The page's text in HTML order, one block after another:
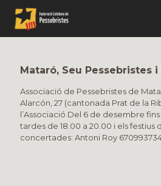
Mataró, Seu Pessebristes i
Associació de Pessebristes de
Alarcón, 27 (cantonada Prat de la
l’Associació Del 6 de desembre
tardes de 18.00 a 20.00 i els festius
concertades: Antoni Roy